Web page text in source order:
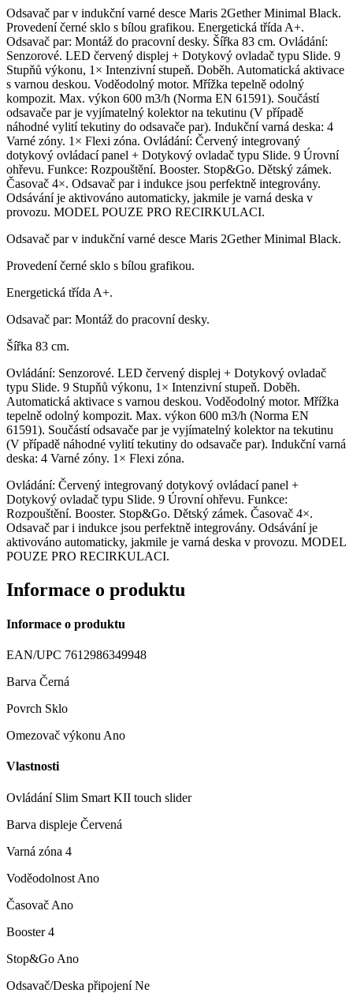
Odsavač par v indukční varné desce Maris 2Gether Minimal Black.
Provedení černé sklo s bílou grafikou. Energetická třída A+.
Odsavač par: Montáž do pracovní desky. Šířka 83 cm. Ovládání:
Senzorové. LED červený displej + Dotykový ovladač typu Slide. 9
Stupňů výkonu, 1× Intenzivní stupeň. Doběh. Automatická aktivace
s varnou deskou. Voděodolný motor. Mřížka tepelně odolný
kompozit. Max. výkon 600 m3/h (Norma EN 61591). Součástí
odsavače par je vyjímatelný kolektor na tekutinu (V případě
náhodné vylití tekutiny do odsavače par). Indukční varná deska: 4
Varné zóny. 1× Flexi zóna. Ovládání: Červený integrovaný
dotykový ovládací panel + Dotykový ovladač typu Slide. 9 Úrovní
ohřevu. Funkce: Rozpouštění. Booster. Stop&Go. Dětský zámek.
Časovač 4×. Odsavač par i indukce jsou perfektně integrovány.
Odsávání je aktivováno automaticky, jakmile je varná deska v
provozu. MODEL POUZE PRO RECIRKULACI.
Odsavač par v indukční varné desce Maris 2Gether Minimal Black.
Provedení černé sklo s bílou grafikou.
Energetická třída A+.
Odsavač par: Montáž do pracovní desky.
Šířka 83 cm.
Ovládání: Senzorové. LED červený displej + Dotykový ovladač
typu Slide. 9 Stupňů výkonu, 1× Intenzivní stupeň. Doběh.
Automatická aktivace s varnou deskou. Voděodolný motor. Mřížka
tepelně odolný kompozit. Max. výkon 600 m3/h (Norma EN
61591). Součástí odsavače par je vyjímatelný kolektor na tekutinu
(V případě náhodné vylití tekutiny do odsavače par). Indukční varná
deska: 4 Varné zóny. 1× Flexi zóna.
Ovládání: Červený integrovaný dotykový ovládací panel +
Dotykový ovladač typu Slide. 9 Úrovní ohřevu. Funkce:
Rozpouštění. Booster. Stop&Go. Dětský zámek. Časovač 4×.
Odsavač par i indukce jsou perfektně integrovány. Odsávání je
aktivováno automaticky, jakmile je varná deska v provozu. MODEL
POUZE PRO RECIRKULACI.
Informace o produktu
Informace o produktu
EAN/UPC 7612986349948
Barva Černá
Povrch Sklo
Omezovač výkonu Ano
Vlastnosti
Ovládání Slim Smart KII touch slider
Barva displeje Červená
Varná zóna 4
Voděodolnost Ano
Časovač Ano
Booster 4
Stop&Go Ano
Odsavač/Deska připojení Ne